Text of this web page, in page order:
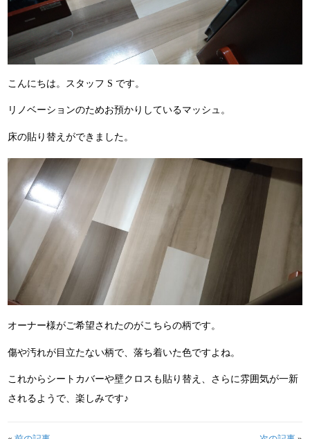
こんにちは。スタッフ S です。
リノベーションのためお預かりしているマッシュ。
床の貼り替えができました。
オーナー様がご希望されたのがこちらの柄です。
傷や汚れが目立たない柄で、落ち着いた色ですよね。
これからシートカバーや壁クロスも貼り替え、さらに雰囲気が一新
されるようで、楽しみです♪